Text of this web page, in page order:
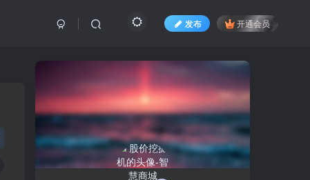
发布 开通会员